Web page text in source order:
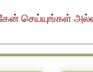
செய்யுங்கள்